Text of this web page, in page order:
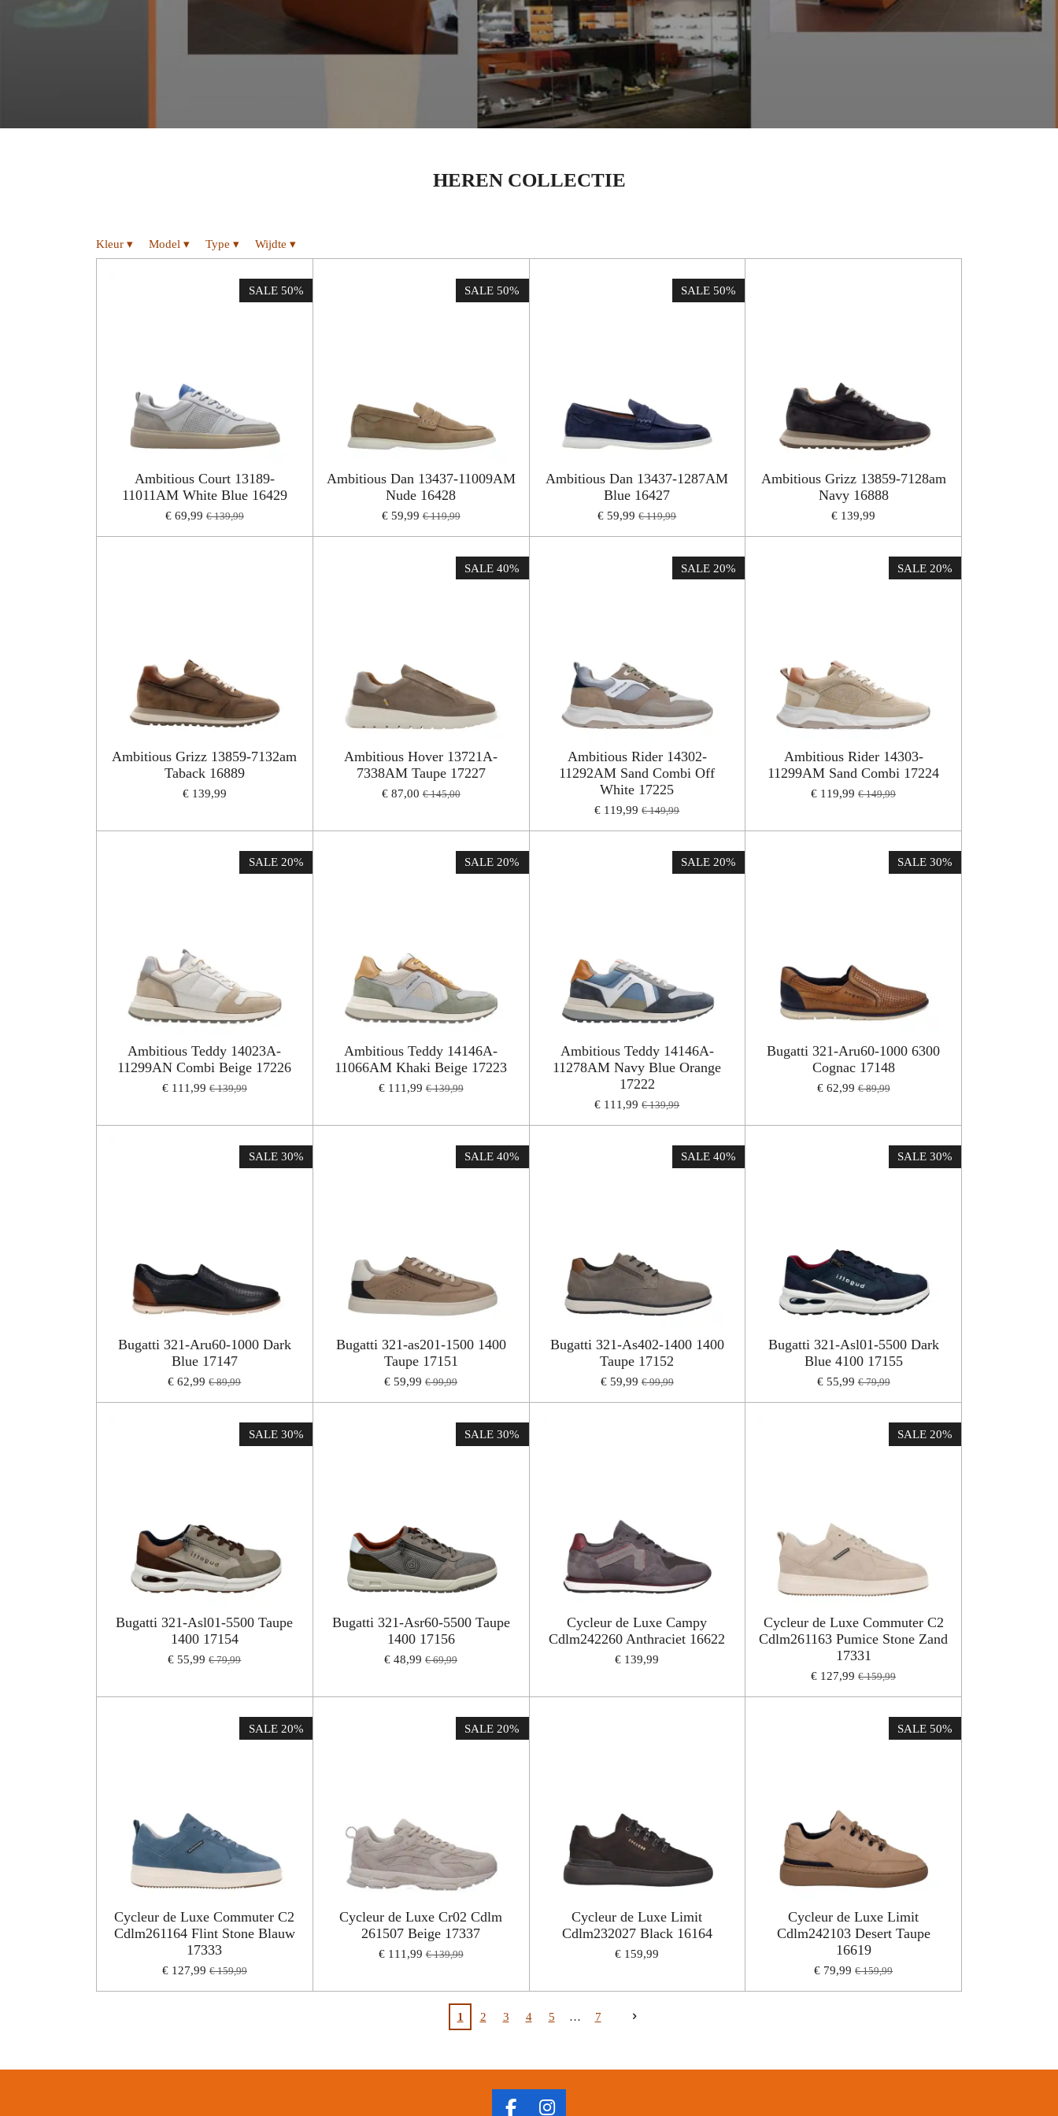
HEREN COLLECTIE
Kleur ▾ Model ▾ Type ▾ Wijdte ▾
SALE 50%
Ambitious Court 13189-
11011AM White Blue 16429
€ 69,99 € 139,99
SALE 50%
Ambitious Dan 13437-11009AM
Nude 16428
€ 59,99 € 119,99
SALE 50%
Ambitious Dan 13437-1287AM
Blue 16427
€ 59,99 € 119,99
Ambitious Grizz 13859-7128am
Navy 16888
€ 139,99
Ambitious Grizz 13859-7132am
Taback 16889
€ 139,99
SALE 40%
Ambitious Hover 13721A-
7338AM Taupe 17227
€ 87,00 € 145,00
SALE 20%
Ambitious Rider 14302-
11292AM Sand Combi Off
White 17225
€ 119,99 € 149,99
SALE 20%
Ambitious Rider 14303-
11299AM Sand Combi 17224
€ 119,99 € 149,99
SALE 20%
Ambitious Teddy 14023A-
11299AN Combi Beige 17226
€ 111,99 € 139,99
SALE 20%
Ambitious Teddy 14146A-
11066AM Khaki Beige 17223
€ 111,99 € 139,99
SALE 20%
Ambitious Teddy 14146A-
11278AM Navy Blue Orange
17222
€ 111,99 € 139,99
SALE 30%
Bugatti 321-Aru60-1000 6300
Cognac 17148
€ 62,99 € 89,99
SALE 30%
Bugatti 321-Aru60-1000 Dark
Blue 17147
€ 62,99 € 89,99
SALE 40%
Bugatti 321-as201-1500 1400
Taupe 17151
€ 59,99 € 99,99
SALE 40%
Bugatti 321-As402-1400 1400
Taupe 17152
€ 59,99 € 99,99
SALE 30%
Bugatti 321-Asl01-5500 Dark
Blue 4100 17155
€ 55,99 € 79,99
SALE 30%
Bugatti 321-Asl01-5500 Taupe
1400 17154
€ 55,99 € 79,99
SALE 30%
Bugatti 321-Asr60-5500 Taupe
1400 17156
€ 48,99 € 69,99
Cycleur de Luxe Campy
Cdlm242260 Anthraciet 16622
€ 139,99
SALE 20%
Cycleur de Luxe Commuter C2
Cdlm261163 Pumice Stone Zand
17331
€ 127,99 € 159,99
SALE 20%
Cycleur de Luxe Commuter C2
Cdlm261164 Flint Stone Blauw
17333
€ 127,99 € 159,99
SALE 20%
Cycleur de Luxe Cr02 Cdlm
261507 Beige 17337
€ 111,99 € 139,99
Cycleur de Luxe Limit
Cdlm232027 Black 16164
€ 159,99
SALE 50%
Cycleur de Luxe Limit
Cdlm242103 Desert Taupe
16619
€ 79,99 € 159,99
1 2 3 4 5 7